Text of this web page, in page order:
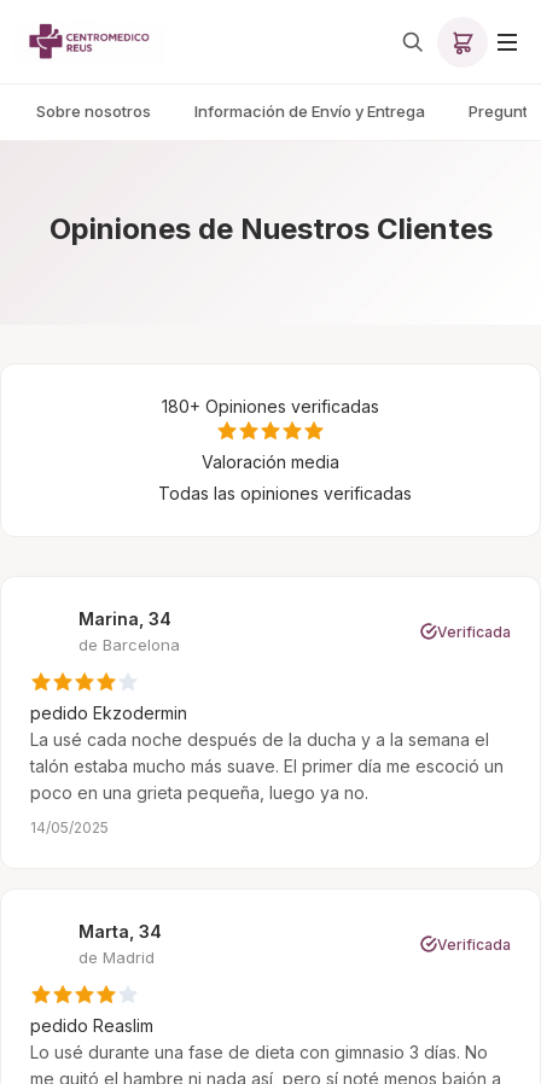
Sobre nosotros Información de Envío y Entrega
Opiniones de Nuestros Clientes
180+ Opiniones verificadas
Valoración media
Todas las opiniones verificadas
Marina, 34
de Barcelona
Verificada
pedido Ekzodermin
La usé cada noche después de la ducha y a la semana el
talón estaba mucho más suave. El primer día me escoció un
poco en una grieta pequeña, luego ya no.
14/05/2025
Marta, 34
de Madrid
Verificada
pedido Reaslim
Lo usé durante una fase de dieta con gimnasio 3 días. No
me quitó el hambre ni nada así, pero sí noté menos bajón a